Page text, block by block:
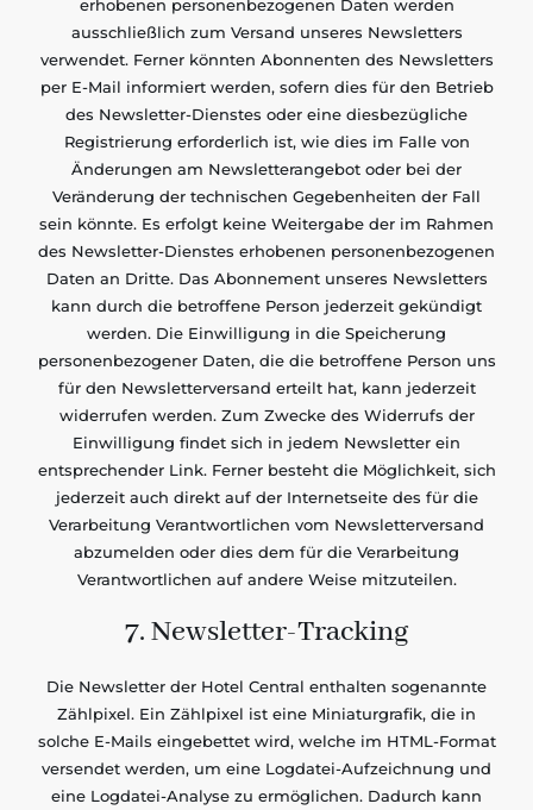
erhobenen personenbezogenen Daten werden
ausschließlich zum Versand unseres Newsletters
verwendet. Ferner könnten Abonnenten des Newsletters
per E-Mail informiert werden, sofern dies für den Betrieb
des Newsletter-Dienstes oder eine diesbezügliche
Registrierung erforderlich ist, wie dies im Falle von
Änderungen am Newsletterangebot oder bei der
Veränderung der technischen Gegebenheiten der Fall
sein könnte. Es erfolgt keine Weitergabe der im Rahmen
des Newsletter-Dienstes erhobenen personenbezogenen
Daten an Dritte. Das Abonnement unseres Newsletters
kann durch die betroffene Person jederzeit gekündigt
werden. Die Einwilligung in die Speicherung
personenbezogener Daten, die die betroffene Person uns
für den Newsletterversand erteilt hat, kann jederzeit
widerrufen werden. Zum Zwecke des Widerrufs der
Einwilligung findet sich in jedem Newsletter ein
entsprechender Link. Ferner besteht die Möglichkeit, sich
jederzeit auch direkt auf der Internetseite des für die
Verarbeitung Verantwortlichen vom Newsletterversand
abzumelden oder dies dem für die Verarbeitung
Verantwortlichen auf andere Weise mitzuteilen.
7. Newsletter-Tracking
Die Newsletter der Hotel Central enthalten sogenannte
Zählpixel. Ein Zählpixel ist eine Miniaturgrafik, die in
solche E-Mails eingebettet wird, welche im HTML-Format
versendet werden, um eine Logdatei-Aufzeichnung und
eine Logdatei-Analyse zu ermöglichen. Dadurch kann